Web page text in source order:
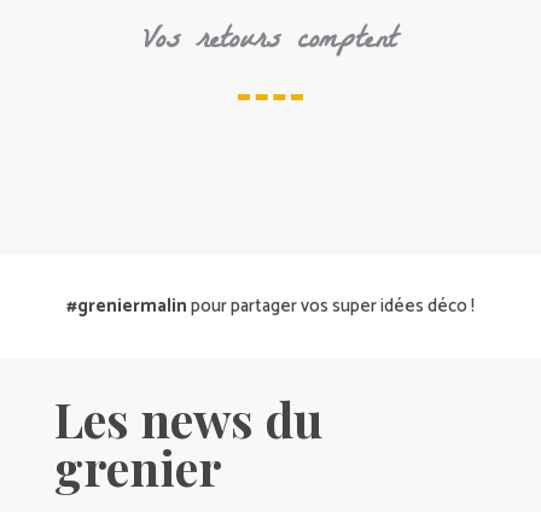
Vos retours comptent
#greniermalinpour partager vos super idées déco !
Les news du
grenier